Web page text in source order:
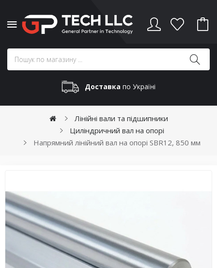
Доставка по Україні
Лінійні вали та підшипники
Циліндричний вал на опорі
Напрямний лінійний вал на опорі SBR12, 850 мм